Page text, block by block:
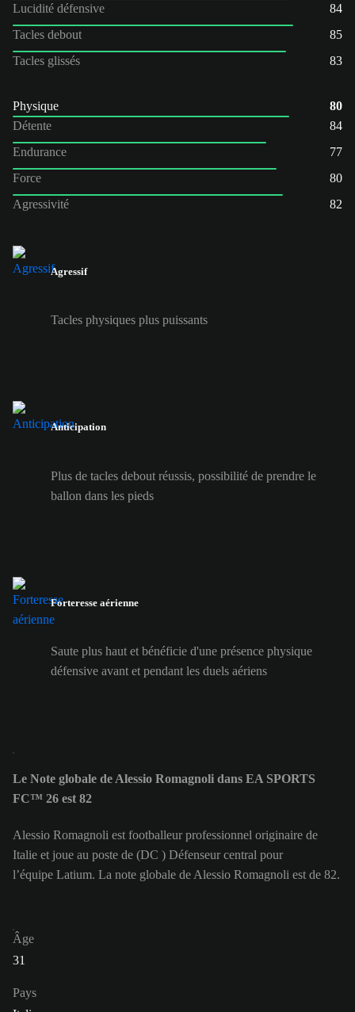
Lucidité défensive
84
Tacles debout
85
Tacles glissés
83
Physique
80
Détente
84
Endurance
77
Force
80
Agressivité
82
Agressif
Tacles physiques plus puissants
Anticipation
Plus de tacles debout réussis, possibilité de prendre le
ballon dans les pieds
Forteresse aérienne
Saute plus haut et bénéficie d'une présence physique
défensive avant et pendant les duels aériens
Le Note globale de Alessio Romagnoli dans EA SPORTS
FC™ 26 est 82
Alessio Romagnoli est footballeur professionnel originaire de
Italie et joue au poste de (DC ) Défenseur central pour
l’équipe Latium. La note globale de Alessio Romagnoli est de 82.
Âge
31
Pays